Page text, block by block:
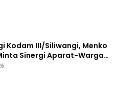
Kodam III/Siliwangi, Menko
Sinergi Aparat-Warga
demi Jaga Kondusivitas Jabar